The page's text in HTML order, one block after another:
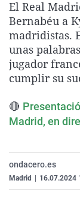
El Real
Bernabéu a
madridistas.
unas
jugador
cumplir su
🔴
Madrid, en
ondacero.es
Madrid 16.07.2024